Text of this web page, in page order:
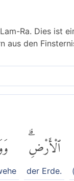
Ra. Dies ist
aus den
ٱلْأَرْضِۗ
der Erde.